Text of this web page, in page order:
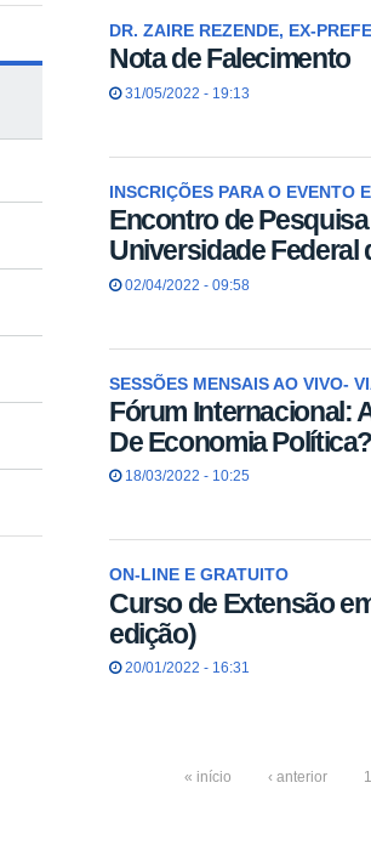
DR. ZAIRE REZENDE, EX-
Nota de Falecimento
31/05/2022 - 19:13
INSCRIÇÕES PARA O EVENTO
Encontro de
Universidade Federal
02/04/2022 - 09:58
SESSÕES MENSAIS AO VIVO-
Fórum Internacional:
De Economia Política?
18/03/2022 - 10:25
ON-LINE E GRATUITO
Curso de Extensão
edição)
20/01/2022 - 16:31
« início ‹ anterior 1